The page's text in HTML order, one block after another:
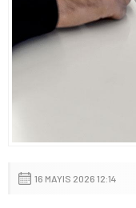
16 MAYIS 2026 12:14